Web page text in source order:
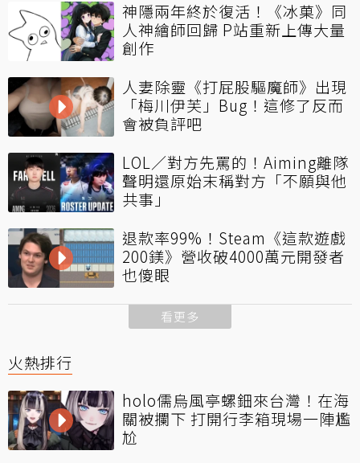
神隱兩年終於復活！《冰菓》同
人神繪師回歸 P站重新上傳大量
創作
人妻除靈《打屁股驅魔師》出現
「梅川伊芙」Bug！這修了反而
會被負評吧
LOL／對方先罵的！Aiming離隊
聲明還原始末稱對方「不願與他
共事」
退款率99%！Steam《這款遊戲
200鎂》營收破4000萬元開發者
也傻眼
看更多
火熱排行
holo儒烏風亭螺鈿來台灣！在海
關被攔下 打開行李箱現場一陣尷
尬